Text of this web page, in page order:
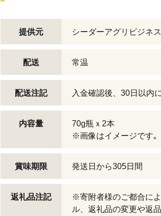
提供元 シーダーアグリビジネ
配送 常温
配送注記 入金確認後、30日以内
内容量
70g瓶ｘ2本
※画像はイメージです｡
賞味期限 発送日から305日間
返礼品注記
※寄附者様のご都合に
ル、返礼品の変更や返